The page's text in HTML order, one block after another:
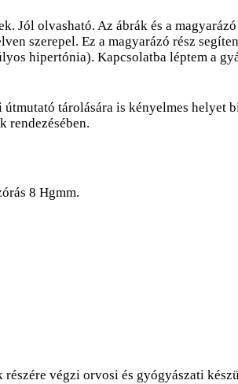
olvasható. Az ábrák és a
szerepel. Ez a magyarázó rész
hipertónia). Kapcsolatba léptem a
tárolására is kényelmes
rendezésében.
8 Hgmm.
végzi orvosi és gyógyászati